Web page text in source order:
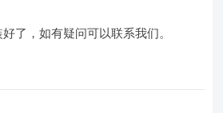
了，如有疑问可以联系我们。